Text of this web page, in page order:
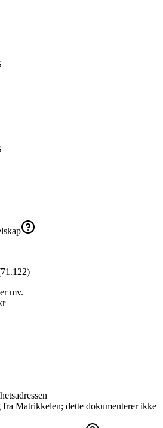
71.122)
mv.
Matrikkelen; dette dokumenterer ikke